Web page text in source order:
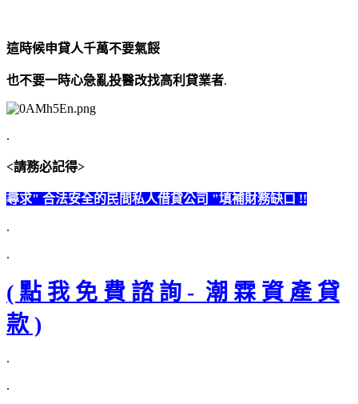
這時候申貸人千萬不要氣餒
也不要一時心急亂投醫改找高利貸業者.
.
<請務必記得>
尋求" 合法安全的民間私人借貸公司 "填補財務缺口 !!
.
.
( 點 我 免 費 諮 詢 - 潮 霖 資 產 貸
款 )
.
.